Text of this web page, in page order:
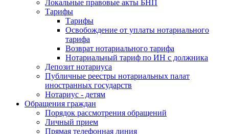
Локальные правовые акты БНП
Тарифы
Тарифы
Освобождение от уплаты нотариального
тарифа
Возврат нотариального тарифа
Нотариальный тариф по ИН с должника
Депозит нотариуса
Публичные реестры нотариальных палат
иностранных государств
Нотариус - детям
Обращения граждан
Порядок рассмотрения обращений
Личный прием
Прямая телефонная линия